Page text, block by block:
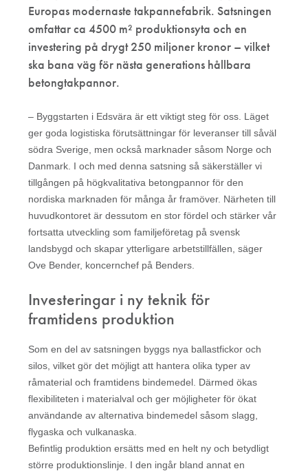
Europas modernaste takpannefabrik. Satsningen
omfattar ca 4500 m² produktionsyta och en
investering på drygt 250 miljoner kronor – vilket
ska bana väg för nästa generations hållbara
betongtakpannor.
– Byggstarten i Edsvära är ett viktigt steg för oss. Läget
ger goda logistiska förutsättningar för leveranser till såväl
södra Sverige, men också marknader såsom Norge och
Danmark. I och med denna satsning så säkerställer vi
tillgången på högkvalitativa betongpannor för den
nordiska marknaden för många år framöver. Närheten till
huvudkontoret är dessutom en stor fördel och stärker vår
fortsatta utveckling som familjeföretag på svensk
landsbygd och skapar ytterligare arbetstillfällen, säger
Ove Bender, koncernchef på Benders.
Investeringar i ny teknik för
framtidens produktion
Som en del av satsningen byggs nya ballastfickor och
silos, vilket gör det möjligt att hantera olika typer av
råmaterial och framtidens bindemedel. Därmed ökas
flexibiliteten i materialval och ger möjligheter för ökat
användande av alternativa bindemedel såsom slagg,
flygaska och vulkanaska.
Befintlig produktion ersätts med en helt ny och betydligt
större produktionslinje. I den ingår bland annat en